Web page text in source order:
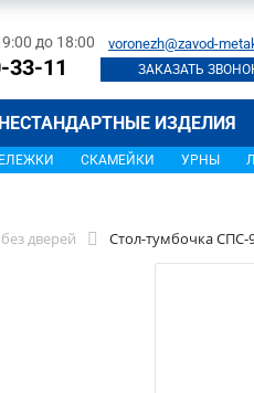
до 18:00
33-11
voronezh@zavod-
ЗАКАЗАТЬ
НЕСТАНДАРТНЫЕ ИЗДЕЛИЯ
СКАМЕЙКИ УРНЫ
дверей Стол-тумбочка СПС-